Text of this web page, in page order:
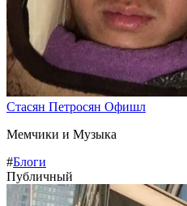
Стасян Петросян Офишл
Мемчики и Музыка
#Блоги
Публичный